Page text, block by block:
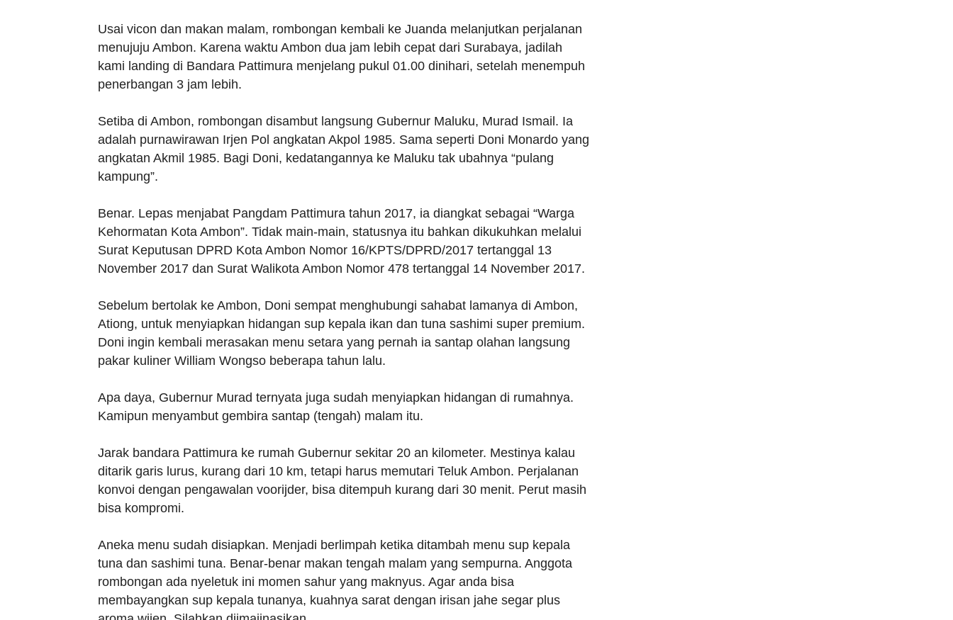
Usai vicon dan makan malam, rombongan kembali ke Juanda melanjutkan perjalanan
menujuju Ambon. Karena waktu Ambon dua jam lebih cepat dari Surabaya, jadilah
kami landing di Bandara Pattimura menjelang pukul 01.00 dinihari, setelah menempuh
penerbangan 3 jam lebih.
Setiba di Ambon, rombongan disambut langsung Gubernur Maluku, Murad Ismail. Ia
adalah purnawirawan Irjen Pol angkatan Akpol 1985. Sama seperti Doni Monardo yang
angkatan Akmil 1985. Bagi Doni, kedatangannya ke Maluku tak ubahnya “pulang
kampung”.
Benar. Lepas menjabat Pangdam Pattimura tahun 2017, ia diangkat sebagai “Warga
Kehormatan Kota Ambon”. Tidak main-main, statusnya itu bahkan dikukuhkan melalui
Surat Keputusan DPRD Kota Ambon Nomor 16/KPTS/DPRD/2017 tertanggal 13
November 2017 dan Surat Walikota Ambon Nomor 478 tertanggal 14 November 2017.
Sebelum bertolak ke Ambon, Doni sempat menghubungi sahabat lamanya di Ambon,
Ationg, untuk menyiapkan hidangan sup kepala ikan dan tuna sashimi super premium.
Doni ingin kembali merasakan menu setara yang pernah ia santap olahan langsung
pakar kuliner William Wongso beberapa tahun lalu.
Apa daya, Gubernur Murad ternyata juga sudah menyiapkan hidangan di rumahnya.
Kamipun menyambut gembira santap (tengah) malam itu.
Jarak bandara Pattimura ke rumah Gubernur sekitar 20 an kilometer. Mestinya kalau
ditarik garis lurus, kurang dari 10 km, tetapi harus memutari Teluk Ambon. Perjalanan
konvoi dengan pengawalan voorijder, bisa ditempuh kurang dari 30 menit. Perut masih
bisa kompromi.
Aneka menu sudah disiapkan. Menjadi berlimpah ketika ditambah menu sup kepala
tuna dan sashimi tuna. Benar-benar makan tengah malam yang sempurna. Anggota
rombongan ada nyeletuk ini momen sahur yang maknyus. Agar anda bisa
membayangkan sup kepala tunanya, kuahnya sarat dengan irisan jahe segar plus